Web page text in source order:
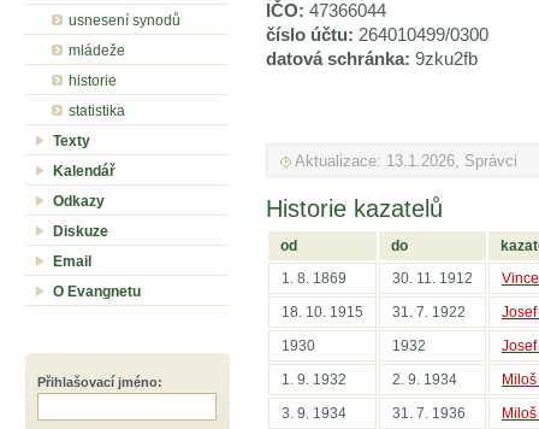
usnesení synodů
mládeže
historie
statistika
Texty
Kalendář
Odkazy
Diskuze
Email
O Evangnetu
Přihlašovací jméno:
IČO: 47366044
číslo účtu: 264010499/0300
datová schránka: 9zku2fb
Aktualizace: 13.1.2026, Správci
Historie kazatelů
od do
1. 8. 1869
30. 11. 1912
18. 10. 1915
31. 7. 1922
1930
1932
1. 9. 1932
2. 9. 1934
3. 9. 1934
31. 7. 1936